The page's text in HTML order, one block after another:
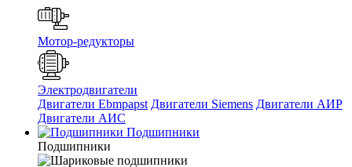
Мотор-редукторы
Электродвигатели
Двигатели Ebmpapst Двигатели Siemens Двигатели АИР
Двигатели АИС
Подшипники
Подшипники